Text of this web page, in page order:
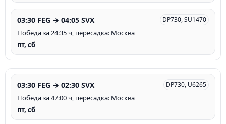
03:30 FEG → 04:05 SVX DP730, SU1470
Победа за 24:35 ч, пересадка: Москва
пт, сб
03:30 FEG → 02:30 SVX DP730, U6265
Победа за 47:00 ч, пересадка: Москва
пт, сб